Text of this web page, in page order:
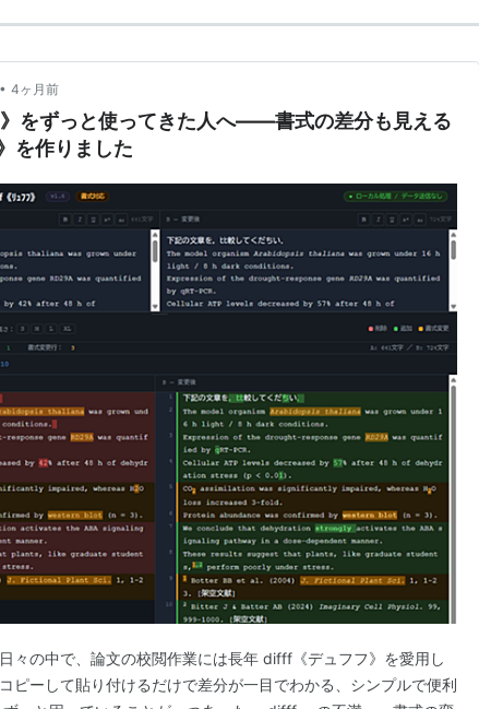
• 4ヶ月前
をずっと使ってきた人へ——書式の差分も見える
を作りました
々の中で、論文の校閲作業には長年 difff《デュフフ》を愛用し
ピーして貼り付けるだけで差分が一目でわかる、シンプルで便利